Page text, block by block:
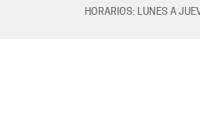
HORARIOS: LUNES A